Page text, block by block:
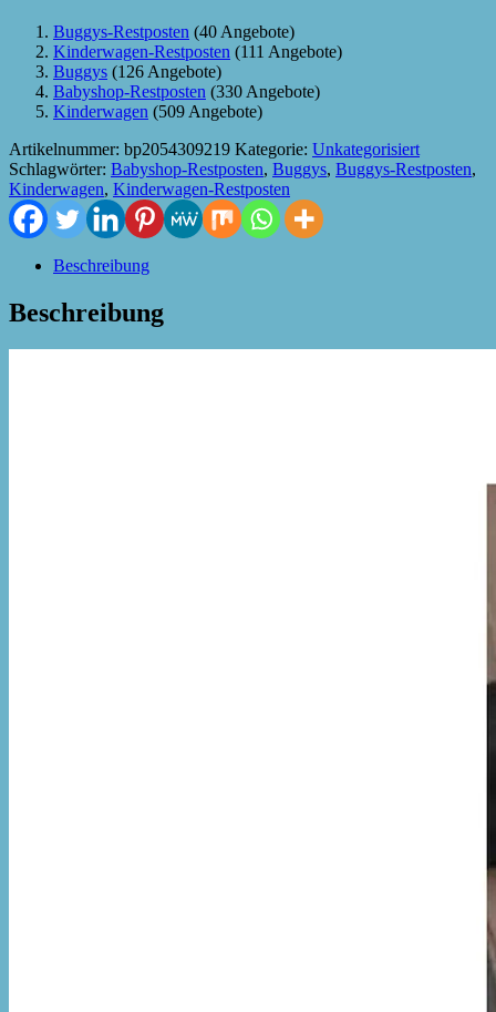
Buggys-Restposten (40 Angebote)
Kinderwagen-Restposten (111 Angebote)
Buggys (126 Angebote)
Babyshop-Restposten (330 Angebote)
Kinderwagen (509 Angebote)
Artikelnummer: bp2054309219 Kategorie: Unkategorisiert
Schlagwörter: Babyshop-Restposten, Buggys, Buggys-Restposten,
Kinderwagen, Kinderwagen-Restposten
Beschreibung
Beschreibung